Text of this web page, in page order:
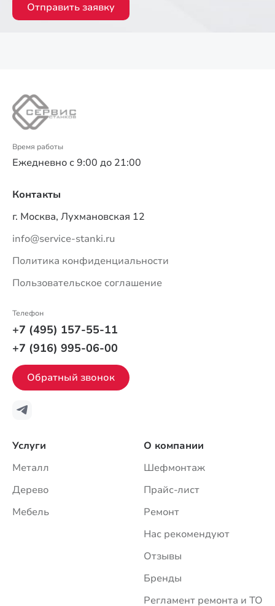
Отправить заявку
Время работы
Ежедневно с 9:00 до 21:00
Услуги
Металл
Дерево
Мебель
О компании
Шефмонтаж
Прайс-лист
Ремонт
Нас рекомендуют
Отзывы
Бренды
Регламент ремонта и ТО
Контакты
г. Москва, Лухмановская 12
info@service-stanki.ru
Политика конфиденциальности
Пользовательское соглашение
Телефон
+7 (495) 157-55-11
+7 (916) 995-06-00
Обратный звонок